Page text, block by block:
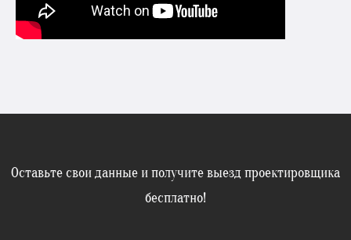
Оставьте свои данные и получите выезд проектировщика
бесплатно!